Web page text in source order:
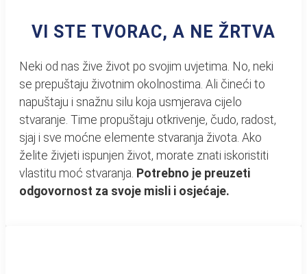
VI STE TVORAC, A NE ŽRTVA
Neki od nas žive život po svojim uvjetima. No, neki
se prepuštaju životnim okolnostima. Ali čineći to
napuštaju i snažnu silu koja usmjerava cijelo
stvaranje. Time propuštaju otkrivenje, čudo, radost,
sjaj i sve moćne elemente stvaranja života. Ako
želite živjeti ispunjen život, morate znati iskoristiti
vlastitu moć stvaranja. Potrebno je preuzeti
odgovornost za svoje misli i osjećaje.